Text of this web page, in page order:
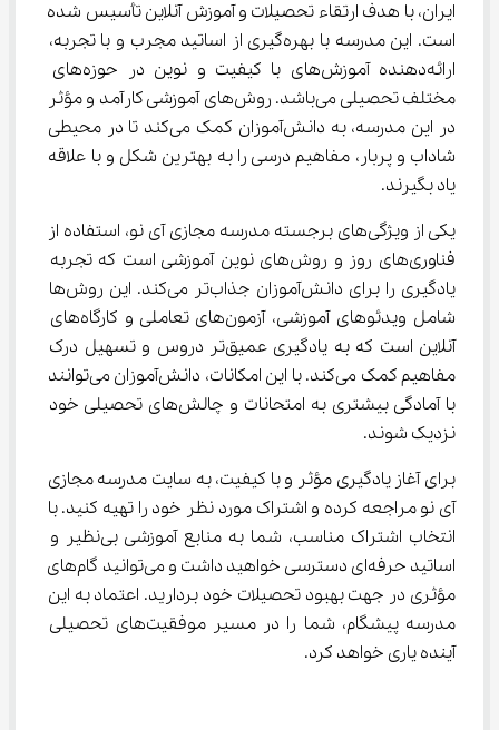
ایران، با هدف ارتقاء تحصیلات و آموزش آنلاین تأسیس شده
است. این مدرسه با بهره‌گیری از اساتید مجرب و با تجربه،
ارائه‌دهنده آموزش‌های با کیفیت و نوین در حوزه‌های
مختلف تحصیلی می‌باشد. روش‌های آموزشی کارآمد و مؤثر
در این مدرسه، به دانش‌آموزان کمک می‌کند تا در محیطی
شاداب و پربار، مفاهیم درسی را به بهترین شکل و با علاقه
یاد بگیرند.
یکی از ویژگی‌های برجسته مدرسه مجازی آی نو، استفاده از
فناوری‌های روز و روش‌های نوین آموزشی است که تجربه
یادگیری را برای دانش‌آموزان جذاب‌تر می‌کند. این روش‌ها
شامل ویدئوهای آموزشی، آزمون‌های تعاملی و کارگاه‌های
آنلاین است که به یادگیری عمیق‌تر دروس و تسهیل درک
مفاهیم کمک می‌کند. با این امکانات، دانش‌آموزان می‌توانند
با آمادگی بیشتری به امتحانات و چالش‌های تحصیلی خود
نزدیک شوند.
برای آغاز یادگیری مؤثر و با کیفیت، به سایت مدرسه مجازی
آی نو مراجعه کرده و اشتراک مورد نظر خود را تهیه کنید. با
انتخاب اشتراک مناسب، شما به منابع آموزشی بی‌نظیر و
اساتید حرفه‌ای دسترسی خواهید داشت و می‌توانید گام‌های
مؤثری در جهت بهبود تحصیلات خود بردارید. اعتماد به این
مدرسه پیشگام، شما را در مسیر موفقیت‌های تحصیلی
آینده یاری خواهد کرد.